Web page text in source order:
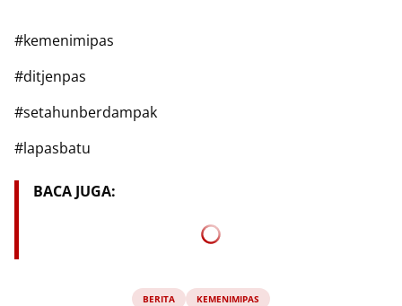
#kemenimipas
#ditjenpas
#setahunberdampak
#lapasbatu
BACA JUGA:
BERITA KEMENIMIPAS